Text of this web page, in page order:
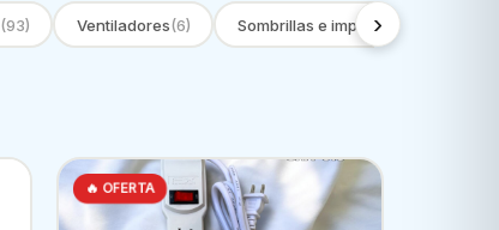
(93) Ventiladores(6) Sombrillas e impermeables
›
🔥 OFERTA